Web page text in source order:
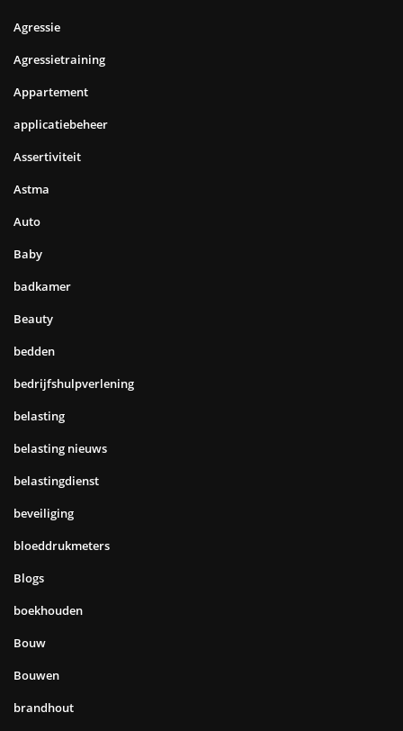
Agressie
Agressietraining
Appartement
applicatiebeheer
Assertiviteit
Astma
Auto
Baby
badkamer
Beauty
bedden
bedrijfshulpverlening
belasting
belasting nieuws
belastingdienst
beveiliging
bloeddrukmeters
Blogs
boekhouden
Bouw
Bouwen
brandhout